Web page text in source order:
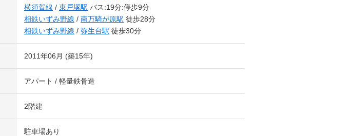
横須賀線 / 東戸塚駅 バス:19分:停歩9分
相鉄いずみ野線 / 南万騎が原駅 徒歩28分
相鉄いずみ野線 / 弥生台駅 徒歩30分
2011年06月 (築15年)
アパート / 軽量鉄骨造
2階建
駐車場あり